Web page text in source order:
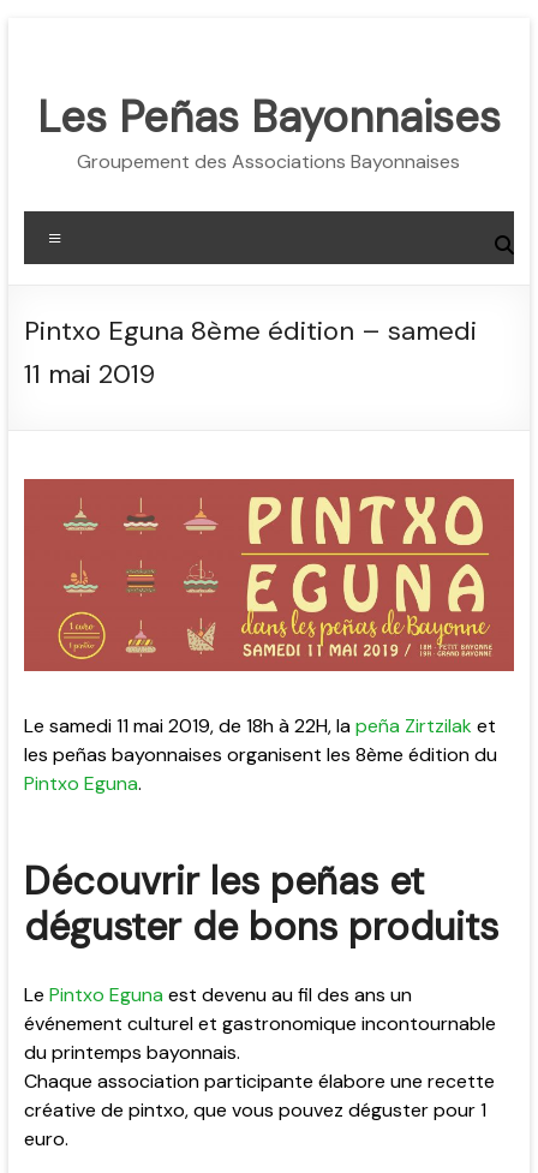
Les Peñas Bayonnaises
Groupement des Associations Bayonnaises
Pintxo Eguna 8ème édition – samedi
11 mai 2019
Le samedi 11 mai 2019, de 18h à 22H, lapeña Zirtzilak et
les peñas bayonnaises organisent les 8ème édition du
Pintxo Eguna.
Découvrir les peñas et
déguster de bons produits
Le Pintxo Eguna est devenu au fil des ans un
événement culturel et gastronomique incontournable
du printemps bayonnais.
Chaque association participante élabore une recette
créative de pintxo, que vous pouvez déguster pour 1
euro.